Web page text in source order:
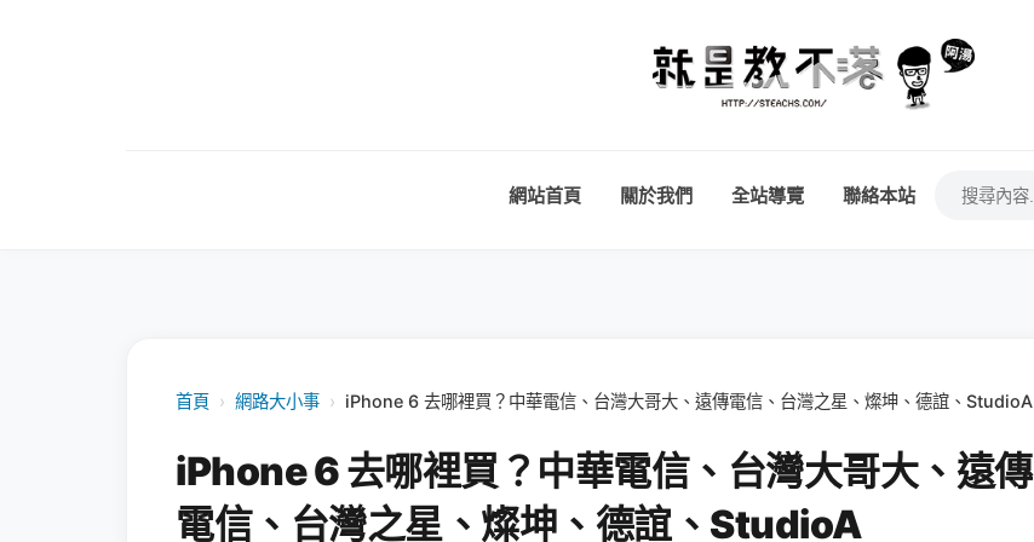
網站首頁 關於我們 全站導覽 聯絡本站
首頁 › 網路大小事 › iPhone 6 去哪裡買？中華電信、台灣大哥大、遠傳電信、台灣之星、燦坤、德誼、StudioA
iPhone 6 去哪裡買？中華電信、台灣大哥大、遠傳
電信、台灣之星、燦坤、德誼、StudioA